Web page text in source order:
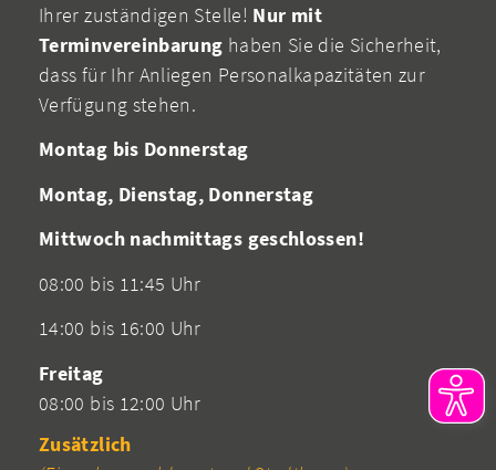
Ihrer zuständigen Stelle! Nur mit
Terminvereinbarung haben Sie die Sicherheit,
dass für Ihr Anliegen Personalkapazitäten zur
Verfügung stehen.
Montag bis Donnerstag
Montag, Dienstag, Donnerstag
Mittwoch nachmittags geschlossen!
08:00 bis 11:45 Uhr
14:00 bis 16:00 Uhr
Freitag
08:00 bis 12:00 Uhr
Zusätzlich